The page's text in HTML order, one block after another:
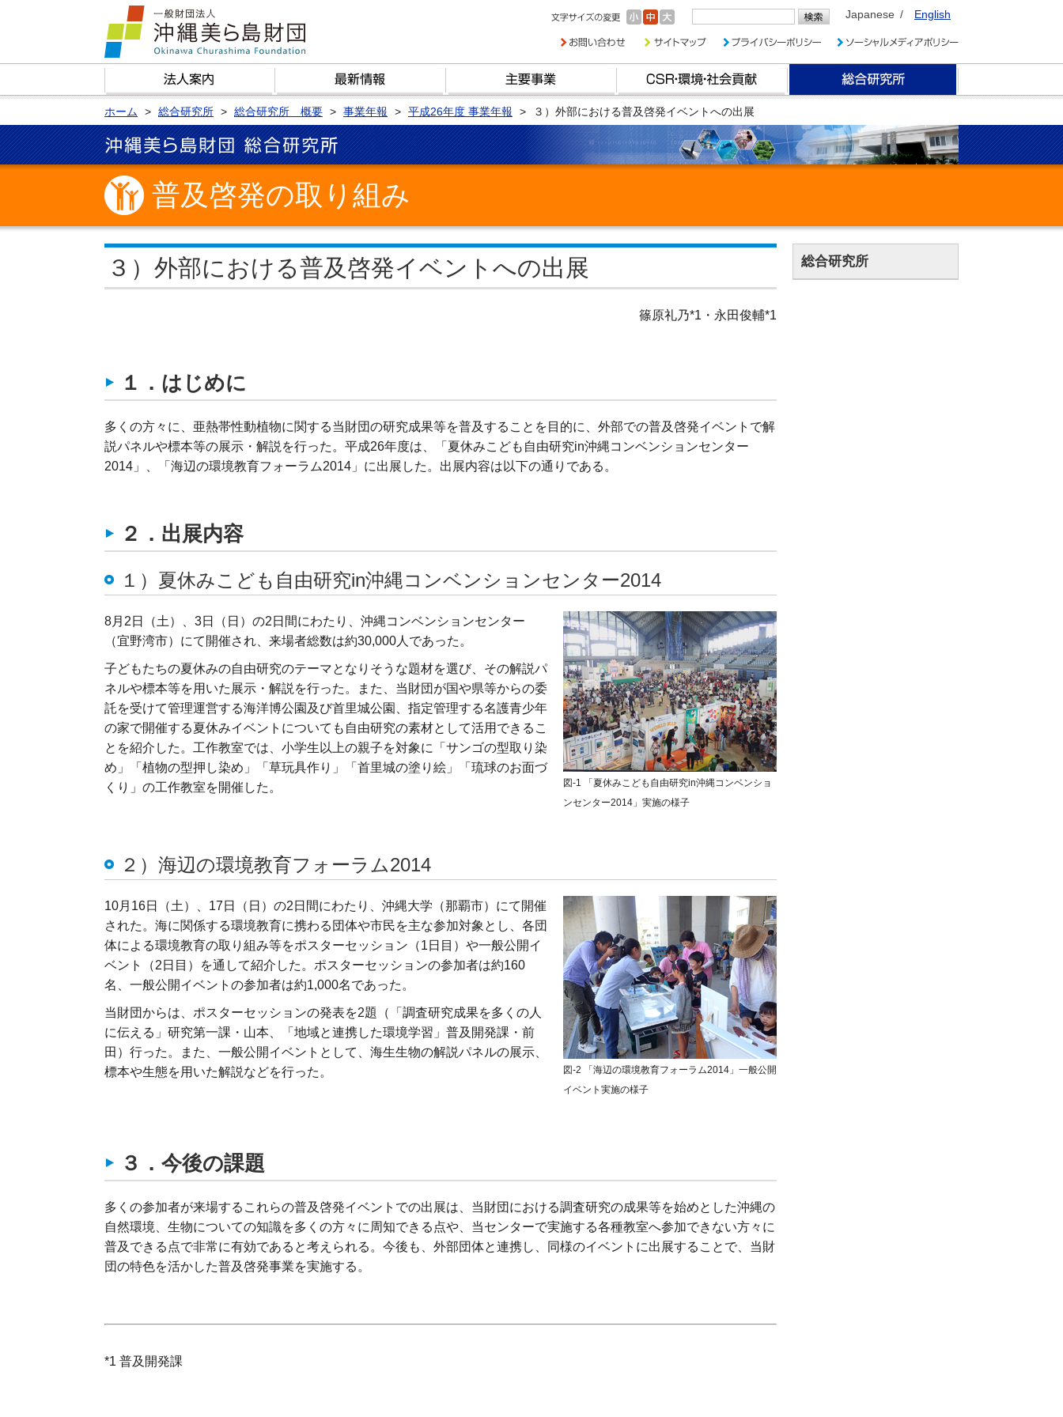
Japanese English
ホーム 総合研究所 総合研究所 概要 事業年報 平成26年度 事業年報 ３）外部における普及啓発イベントへの出展
普及啓発の取り組み
３）外部における普及啓発イベントへの出展
篠原礼乃*1・永田俊輔*1
１．はじめに
多くの方々に、亜熱帯性動植物に関する当財団の研究成果等を普及することを目的に、外部での普及啓発イベントで解
説パネルや標本等の展示・解説を行った。平成26年度は、「夏休みこども自由研究in沖縄コンベンションセンター
2014」、「海辺の環境教育フォーラム2014」に出展した。出展内容は以下の通りである。
２．出展内容
１）夏休みこども自由研究in沖縄コンベンションセンター2014
図-1 「夏休みこども自由研究in沖縄コンベンショ
ンセンター2014」実施の様子
8月2日（土）、3日（日）の2日間にわたり、沖縄コンベンションセンター
（宜野湾市）にて開催され、来場者総数は約30,000人であった。
子どもたちの夏休みの自由研究のテーマとなりそうな題材を選び、その解説パ
ネルや標本等を用いた展示・解説を行った。また、当財団が国や県等からの委
託を受けて管理運営する海洋博公園及び首里城公園、指定管理する名護青少年
の家で開催する夏休みイベントについても自由研究の素材として活用できるこ
とを紹介した。工作教室では、小学生以上の親子を対象に「サンゴの型取り染
め」「植物の型押し染め」「草玩具作り」「首里城の塗り絵」「琉球のお面づ
くり」の工作教室を開催した。
２）海辺の環境教育フォーラム2014
図-2 「海辺の環境教育フォーラム2014」一般公開
イベント実施の様子
10月16日（土）、17日（日）の2日間にわたり、沖縄大学（那覇市）にて開催
された。海に関係する環境教育に携わる団体や市民を主な参加対象とし、各団
体による環境教育の取り組み等をポスターセッション（1日目）や一般公開イ
ベント（2日目）を通して紹介した。ポスターセッションの参加者は約160
名、一般公開イベントの参加者は約1,000名であった。
当財団からは、ポスターセッションの発表を2題（「調査研究成果を多くの人
に伝える」研究第一課・山本、「地域と連携した環境学習」普及開発課・前
田）行った。また、一般公開イベントとして、海生生物の解説パネルの展示、
標本や生態を用いた解説などを行った。
３．今後の課題
多くの参加者が来場するこれらの普及啓発イベントでの出展は、当財団における調査研究の成果等を始めとした沖縄の
自然環境、生物についての知識を多くの方々に周知できる点や、当センターで実施する各種教室へ参加できない方々に
普及できる点で非常に有効であると考えられる。今後も、外部団体と連携し、同様のイベントに出展することで、当財
団の特色を活かした普及啓発事業を実施する。
*1 普及開発課
総合研究所